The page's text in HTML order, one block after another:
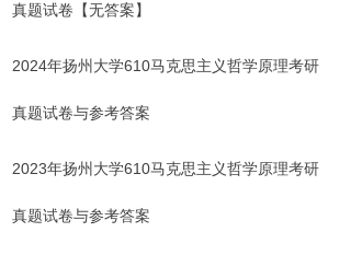
真题试卷【无答案】
2024年扬州大学610马克思主义哲学原理考研
真题试卷与参考答案
2023年扬州大学610马克思主义哲学原理考研
真题试卷与参考答案